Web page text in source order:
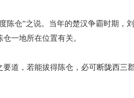
陈仓”之说。当年的楚汉争霸时期，
一地所在位置有关。
要道，若能拔得陈仓，必可断陇西三